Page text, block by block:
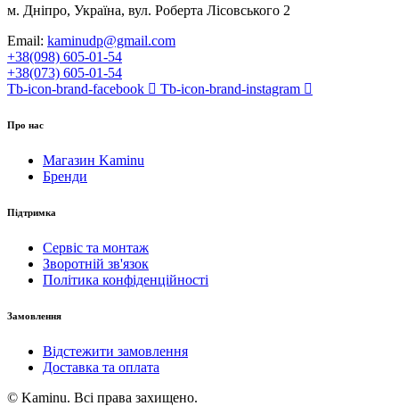
м. Дніпро, Україна, вул. Роберта Лісовського 2
Email: kaminudp@gmail.com
+38(098) 605-01-54
+38(073) 605-01-54
Tb-icon-brand-facebook
Tb-icon-brand-instagram
Про нас
Магазин Kaminu
Бренди
Підтримка
Сервіс та монтаж
Зворотній зв'язок
Політика конфіденційності
Замовлення
Відстежити замовлення
Доставка та оплата
© Kaminu. Всі права захищено.